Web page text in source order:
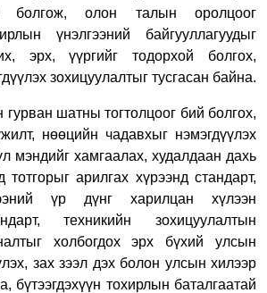
болгож, олон талын оролцоог
үнэлгээний байгууллагуудыг
эрх, үүргийг тодорхой болгох,
зохицуулалтыг тусгасан байна.
шатны тогтолцоог бий болгох,
нөөцийн чадавхыг нэмэгдүүлэх
мэндийг хамгаалах, худалдаан дахь
арилгах хүрээнд стандарт,
үр дүнг харилцан хүлээн
техникийн зохицуулалтын
холбогдох эрх бүхий улсын
зах зээл дэх болон улсын хилээр
бүтээгдэхүүн тохирлын баталгаатай